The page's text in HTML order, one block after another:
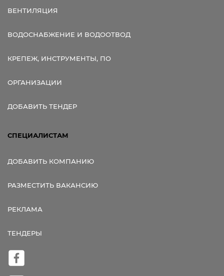
ВЕНТИЛЯЦИЯ
ВОДОСНАБЖЕНИЕ И ВОДООТВОД
КРЕПЕЖ, ИНСТРУМЕНТЫ, ПО
ОРГАНИЗАЦИИ
ДОБАВИТЬ ТЕНДЕР
СПЕЦИАЛИСТАМ
ДОБАВИТЬ КОМПАНИЮ
РАЗМЕСТИТЬ ВАКАНСИЮ
РЕКЛАМА
ТЕНДЕРЫ